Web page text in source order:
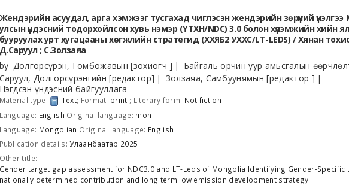
Жендэрийн асуудал, арга хэмжээг тусгахад чиглэсэн жендэрийн зөрүүний үнэлгээ
үндэсний тодорхойлсон хувь нэмэр (ҮТХН/NDC) 3.0 болон хүлэмжийн хийн
бууруулах урт хугацааны хөгжлийн стратегид (ХХЯБ2 УХХС/LT-LEDS) /Хянан
Д.Саруул ; С.Золзаяа
by Долгорсүрэн, Гомбожавын [зохиогч ]
Байгаль орчин уур амьсгалын
Саруул, Долгорсүрэнгийн [редактор] Золзаяа, Самбуунямын [редактор ]
Нэгдсэн үндэсний байгууллага
Material type: Text; Format: print ; Literary form: Not fiction
Language: English Original language: mon
Language: Mongolian Original language: English
Publication details:Улаанбаатар 2025
Other title:
Gender target gap assessment for NDC3.0 and LT-Leds of Mongolia Identifying Gender-
nationally determined contribution and long term low emission development strategy